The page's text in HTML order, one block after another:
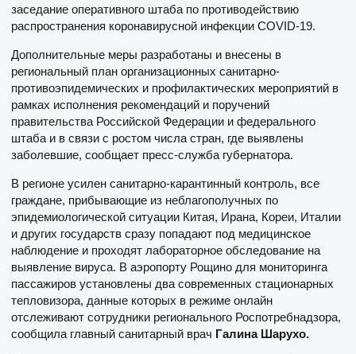
заседание оперативного штаба по противодействию
распространения коронавирусной инфекции COVID-19.
Дополнительные меры разработаны и внесены в
региональный план организационных санитарно-
противоэпидемических и профилактических мероприятий в
рамках исполнения рекомендаций и поручений
правительства Российской Федерации и федерального
штаба и в связи с ростом числа стран, где выявлены
заболевшие, сообщает пресс-служба губернатора.
В регионе усилен санитарно-карантинный контроль, все
граждане, прибывающие из неблагополучных по
эпидемиологической ситуации Китая, Ирана, Кореи, Италии
и других государств сразу попадают под медицинское
наблюдение и проходят лабораторное обследование на
выявление вируса. В аэропорту Рощино для мониторинга
пассажиров установлены два современных стационарных
тепловизора, данные которых в режиме онлайн
отслеживают сотрудники регионального Роспотребнадзора,
сообщила главный санитарный врач Галина Шарухо.